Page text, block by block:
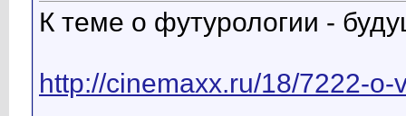
К теме о футурологии -
http://cinemaxx.ru/18/7222-